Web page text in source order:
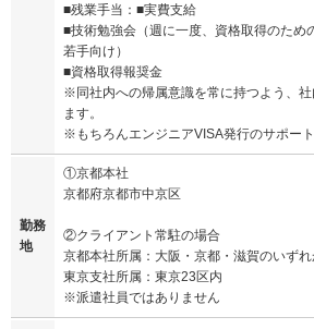
■残業手当：■実費支給
■技術勉強会（週に一度、資格取得のため
若手向け）
■資格取得報奨金
※同社内への帰属意識を常に持つよう、
ます。
※もちろんエンジニアVISA発行のサポート
勤務
地
①京都本社
京都府京都市中京区
②クライアント常駐の場合
京都本社所属：大阪・京都・滋賀のいず
東京支社所属：東京23区内
※派遣社員ではありません